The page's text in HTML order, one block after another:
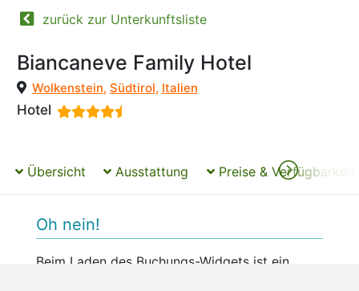
zurück zur Unterkunftsliste
Biancaneve Family Hotel
Wolkenstein, Südtirol, Italien
Hotel
Übersicht Ausstattung Preise & Verfügbarkeit
Oh nein!
Beim Laden des Buchungs-Widgets ist ein